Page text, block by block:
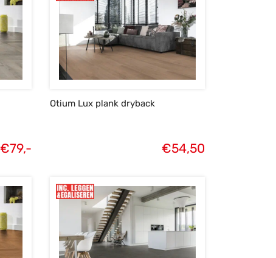
€79,-
Otium Lux plank dryback
€54,50